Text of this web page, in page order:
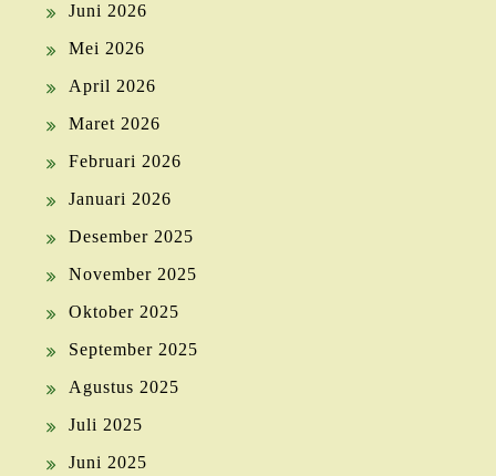
Juni 2026
Mei 2026
April 2026
Maret 2026
Februari 2026
Januari 2026
Desember 2025
November 2025
Oktober 2025
September 2025
Agustus 2025
Juli 2025
Juni 2025